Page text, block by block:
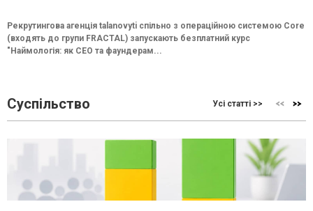
Рекрутингова агенція talanovyti спільно з операційною системою Core
(входять до групи FRACTAL) запускають безплатний курс
"Наймологія: як СEO та фаундерам...
Суспільство Усі статті >>